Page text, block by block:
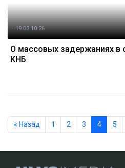
19.03 10:26
О массовых задержаниях в
КНБ
« Назад 1 2 3 4 5